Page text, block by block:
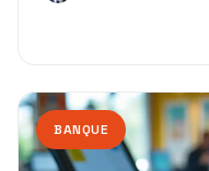
BANQUE